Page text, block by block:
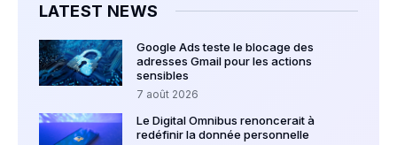
LATEST NEWS
Google Ads teste le blocage des
adresses Gmail pour les actions
sensibles
7 août 2026
Le Digital Omnibus renoncerait à
redéfinir la donnée personnelle